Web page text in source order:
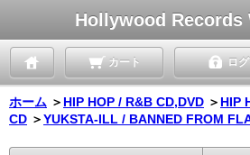
Hollywood Records
カート ロ
ホーム ＞ HIP HOP / R&B CD,DVD ＞ HIP
CD ＞YUKSTA-ILL / BANNED FROM